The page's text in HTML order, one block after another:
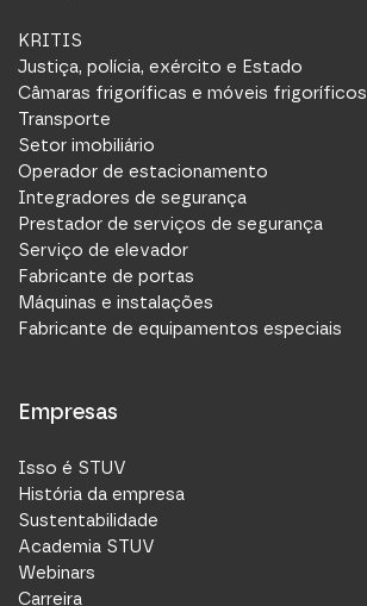
KRITIS
Justiça, polícia, exército e Estado
Câmaras frigoríficas e móveis frigoríficos
Transporte
Setor imobiliário
Operador de estacionamento
Integradores de segurança
Prestador de serviços de segurança
Serviço de elevador
Fabricante de portas
Máquinas e instalações
Fabricante de equipamentos especiais
Empresas
Isso é STUV
História da empresa
Sustentabilidade
Academia STUV
Webinars
Carreira